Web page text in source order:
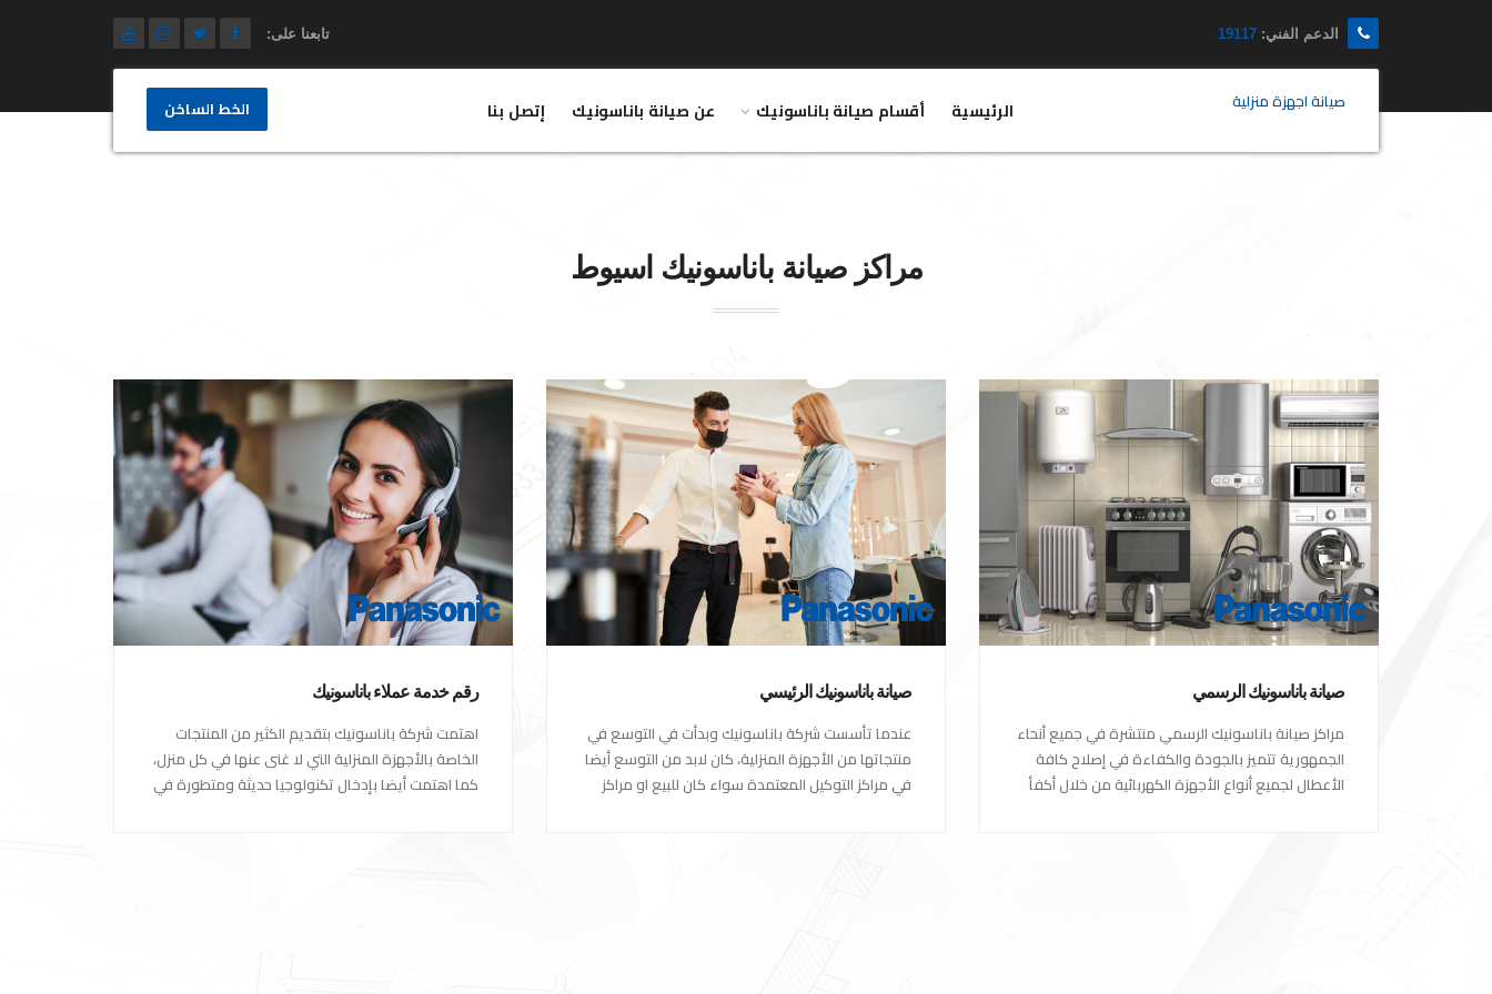
الدعم الفني: 19117 تابعنا على:
صيانة اجهزة منزلية الرئيسية أقسام صيانة باناسونيك عن صيانة باناسونيك إتصل بنا الخط الساخن
مراكز صيانةباناسونيك اسيوط
صيانة باناسونيك الرسمي
مراكز صيانة باناسونيك الرسمي منتشرة في جميع أنحاء
الجمهورية تتميز بالجودة والكفاءة في إصلاح كافة
الأعطال لجميع أنواع الأجهزة الكهربائية من خلال أكفأ
صيانة باناسونيك الرئيسي
عندما تأسست شركة باناسونيك وبدأت في التوسع في
منتجاتها من الأجهزة المنزلية، كان لابد من التوسع أيضا
في مراكز التوكيل المعتمدة سواء كان للبيع او مراكز
رقم خدمة عملاء باناسونيك
اهتمت شركة باناسونيك بتقديم الكثير من المنتجات
الخاصة بالأجهزة المنزلية التي لا غنى عنها في كل منزل،
كما اهتمت أيضا بإدخال تكنولوجيا حديثة ومتطورة في